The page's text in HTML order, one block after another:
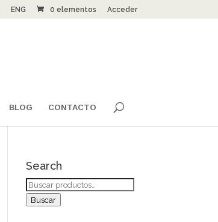
ENG 0 elementos Acceder
BLOG CONTACTO
Search
Buscar
por:
Buscar